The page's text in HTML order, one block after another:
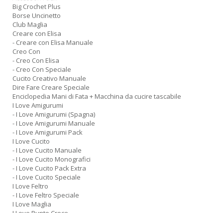
Big Crochet Plus
Borse Uncinetto
Club Maglia
Creare con Elisa
- Creare con Elisa Manuale
Creo Con
- Creo Con Elisa
- Creo Con Speciale
Cucito Creativo Manuale
Dire Fare Creare Speciale
Enciclopedia Mani di Fata + Macchina da cucire tascabile
I Love Amigurumi
- I Love Amigurumi (Spagna)
- I Love Amigurumi Manuale
- I Love Amigurumi Pack
I Love Cucito
- I Love Cucito Manuale
- I Love Cucito Monografici
- I Love Cucito Pack Extra
- I Love Cucito Speciale
I Love Feltro
- I Love Feltro Speciale
I Love Maglia